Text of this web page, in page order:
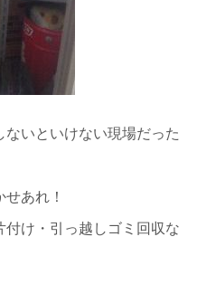
いといけない現場だった
あれ！
け・引っ越しゴミ回収な